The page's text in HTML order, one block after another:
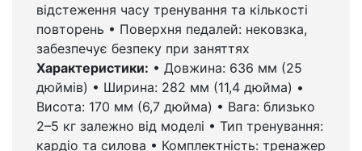
відстеження часу тренування та кількості
повторень • Поверхня педалей: нековзка,
забезпечує безпеку при заняттях
Характеристики: • Довжина: 636 мм (25
дюймів) • Ширина: 282 мм (11,4 дюйма) •
Висота: 170 мм (6,7 дюйма) • Вага: близько
2–5 кг залежно від моделі • Тип тренування:
кардіо та силова • Комплектність: тренажер